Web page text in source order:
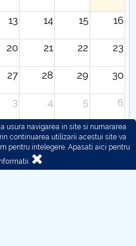
13 14 15 16
20 21 22 23
27 28 29 30
3 4 5 6
usura navigarea in site si numararea
continuarea utilizarii acestui site va
pentru intelegere. Apasati aici pentru